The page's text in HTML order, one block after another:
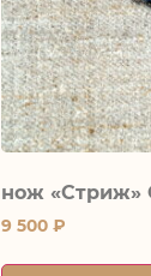
нож «Стриж»
9 500 ₽